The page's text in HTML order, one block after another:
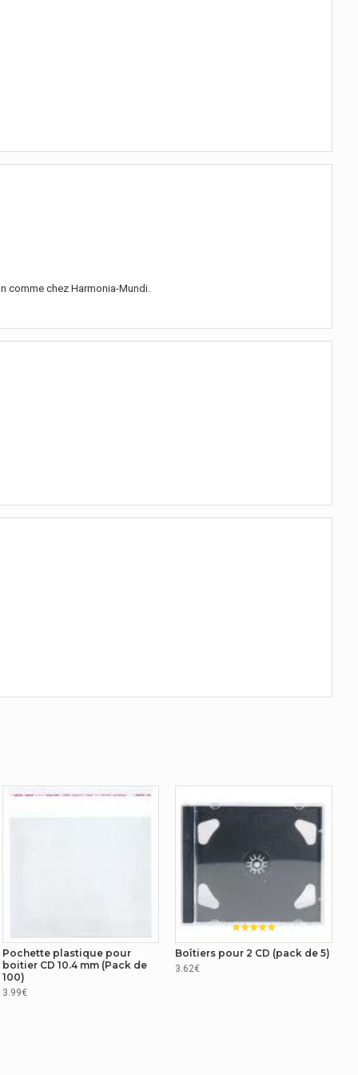
comme chez Harmonia-Mundi.
Pochette plastique pour
boitier CD 10.4 mm (Pack de
100)
3.99€
Boîtiers pour 2 CD (pack de 5)
3.62€